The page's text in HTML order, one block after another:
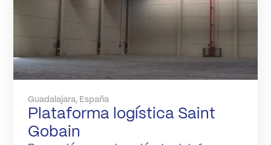
Guadalajara, España
Plataforma logística Saint
Gobain